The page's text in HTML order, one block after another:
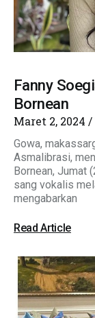
Fanny
Bornean
Maret 2, 2024
Gowa,
Asmalibrasi,
Bornean, Jumat
sang vokalis
mengabarkan
Read Article